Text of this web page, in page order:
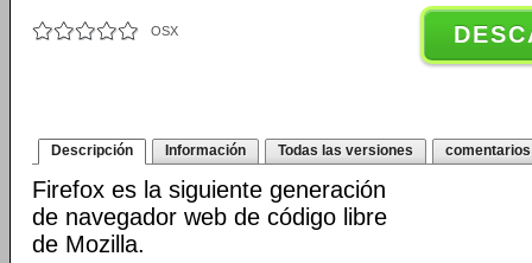
OSX
Descripción Información Todas las versiones comentarios
Firefox es la siguiente generación
de navegador web de código libre
de Mozilla.